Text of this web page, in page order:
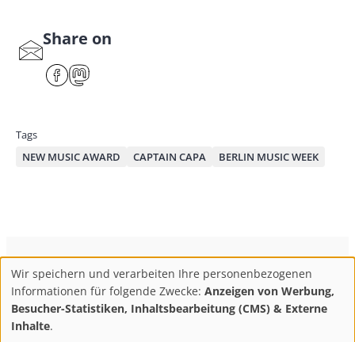
S
Share on
F
Tags
NEW MUSIC AWARD
CAPTAIN CAPA BERLIN MUSIC WEEK
Footer
ConBrio Kulturmedienhaus AGB
Datenschutz
Impressum
Info & Kontakt
Abo kündigen / Widerruf der Bestellung
Use
of
personal
Wir speichern und verarbeiten Ihre personenbezogenen
Informationen für folgende Zwecke: Anzeigen von Werbung,
Besucher-Statistiken, Inhaltsbearbeitung (CMS) & Externe
Inhalte.